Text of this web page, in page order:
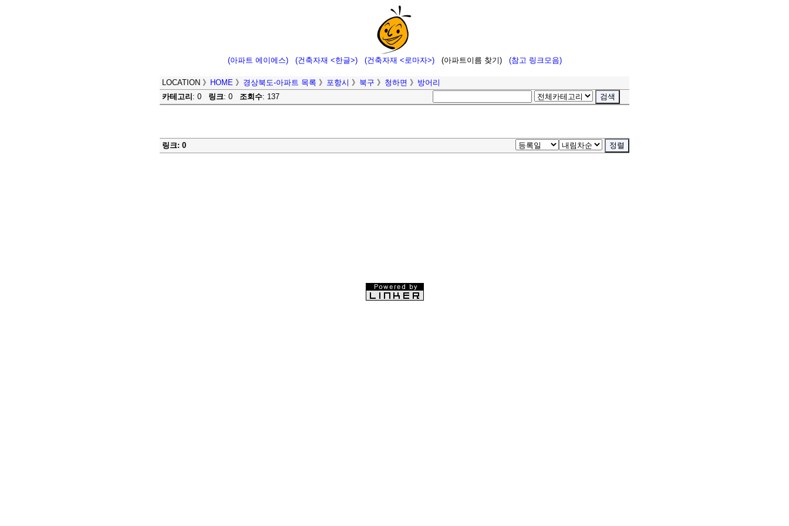
(아파트 에이에스) (건축자재 <한글>) (건축자재 <로마자>) (아파트이름 찾기) (참고 링크모음)
LOCATION 》 HOME 》 경상북도-아파트 목록 》 포항시 》 북구 》 청하면 》 방어리
카테고리 : 0 링크: 0 조회수: 137
링크: 0